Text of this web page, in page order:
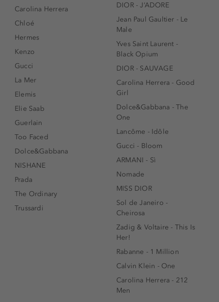
Carolina Herrera
Chloé
Hermes
Kenzo
Gucci
La Mer
Elemis
Elie Saab
Guerlain
Too Faced
Dolce&Gabbana
NISHANE
Prada
The Ordinary
Trussardi
DIOR - J’ADORE
Jean Paul Gaultier - Le
Male
Yves Saint Laurent -
Black Opium
DIOR - SAUVAGE
Carolina Herrera - Good
Girl
Dolce&Gabbana - The
One
Lancôme - Idôle
Gucci - Bloom
ARMANI - Sì
Nomade
MISS DIOR
Sol de Janeiro -
Cheirosa
Zadig & Voltaire - This Is
Her!
Rabanne - 1 Million
Calvin Klein - One
Carolina Herrera - 212
Men